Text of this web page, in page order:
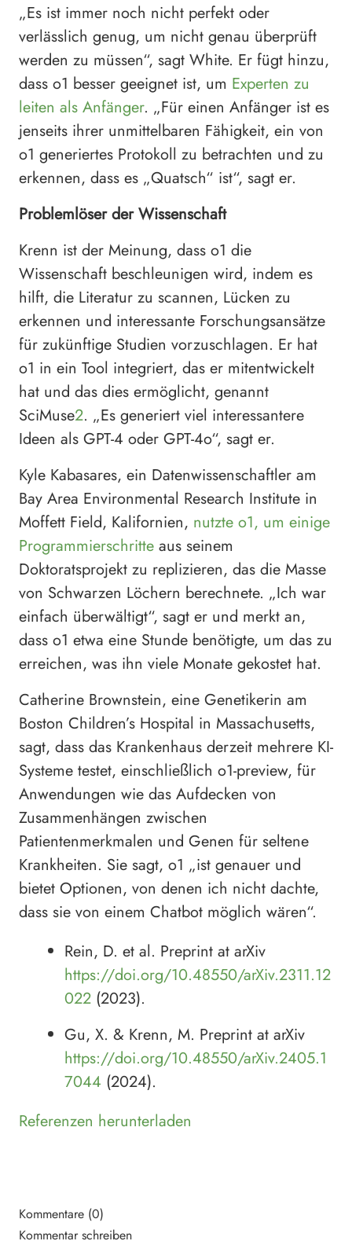
„Es ist immer noch nicht perfekt oder
verlässlich genug, um nicht genau überprüft
werden zu müssen“, sagt White. Er fügt hinzu,
dass o1 besser geeignet ist, um Experten zu
leiten als Anfänger. „Für einen Anfänger ist es
jenseits ihrer unmittelbaren Fähigkeit, ein von
o1 generiertes Protokoll zu betrachten und zu
erkennen, dass es „Quatsch“ ist“, sagt er.
Problemlöser der Wissenschaft
Krenn ist der Meinung, dass o1 die
Wissenschaft beschleunigen wird, indem es
hilft, die Literatur zu scannen, Lücken zu
erkennen und interessante Forschungsansätze
für zukünftige Studien vorzuschlagen. Er hat
o1 in ein Tool integriert, das er mitentwickelt
hat und das dies ermöglicht, genannt
SciMuse2. „Es generiert viel interessantere
Ideen als GPT-4 oder GPT-4o“, sagt er.
Kyle Kabasares, ein Datenwissenschaftler am
Bay Area Environmental Research Institute in
Moffett Field, Kalifornien, nutzte o1, um einige
Programmierschritte aus seinem
Doktoratsprojekt zu replizieren, das die Masse
von Schwarzen Löchern berechnete. „Ich war
einfach überwältigt“, sagt er und merkt an,
dass o1 etwa eine Stunde benötigte, um das zu
erreichen, was ihn viele Monate gekostet hat.
Catherine Brownstein, eine Genetikerin am
Boston Children’s Hospital in Massachusetts,
sagt, dass das Krankenhaus derzeit mehrere KI-
Systeme testet, einschließlich o1-preview, für
Anwendungen wie das Aufdecken von
Zusammenhängen zwischen
Patientenmerkmalen und Genen für seltene
Krankheiten. Sie sagt, o1 „ist genauer und
bietet Optionen, von denen ich nicht dachte,
dass sie von einem Chatbot möglich wären“.
Rein, D. et al. Preprint at arXiv
https://doi.org/10.48550/arXiv.2311.12
022 (2023).
Gu, X. & Krenn, M. Preprint at arXiv
https://doi.org/10.48550/arXiv.2405.1
7044 (2024).
Referenzen herunterladen
Kommentare (0)
Kommentar schreiben